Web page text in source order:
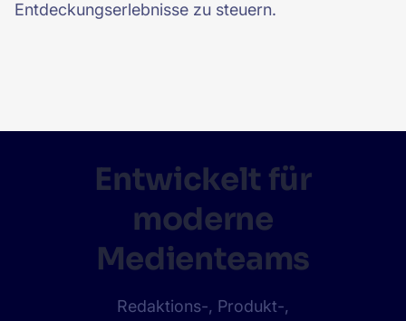
Entdeckungserlebnisse zu steuern.
Entwickelt für
moderne
Medienteams
Redaktions-, Produkt-,